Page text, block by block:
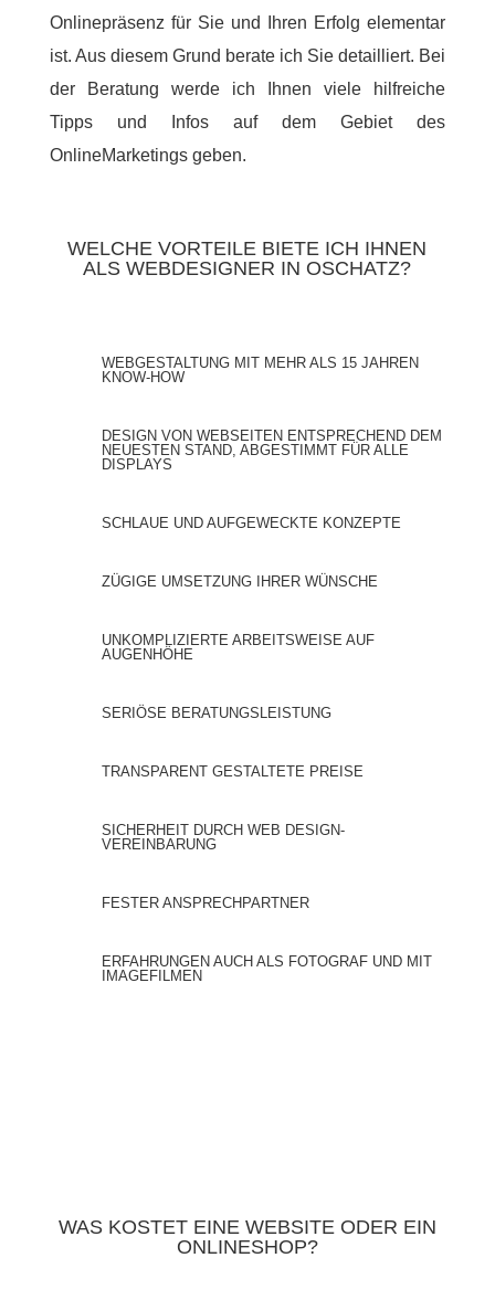
Onlinepräsenz für Sie und Ihren Erfolg elementar
ist. Aus diesem Grund berate ich Sie detailliert. Bei
der Beratung werde ich Ihnen viele hilfreiche
Tipps und Infos auf dem Gebiet des
OnlineMarketings geben.
WELCHE VORTEILE BIETE ICH IHNEN
ALS WEBDESIGNER IN OSCHATZ?
WEBGESTALTUNG MIT MEHR ALS 15 JAHREN
KNOW-HOW
DESIGN VON WEBSEITEN ENTSPRECHEND DEM
NEUESTEN STAND, ABGESTIMMT FÜR ALLE
DISPLAYS
SCHLAUE UND AUFGEWECKTE KONZEPTE
ZÜGIGE UMSETZUNG IHRER WÜNSCHE
UNKOMPLIZIERTE ARBEITSWEISE AUF
AUGENHÖHE
SERIÖSE BERATUNGSLEISTUNG
TRANSPARENT GESTALTETE PREISE
SICHERHEIT DURCH WEB DESIGN-
VEREINBARUNG
FESTER ANSPRECHPARTNER
ERFAHRUNGEN AUCH ALS FOTOGRAF UND MIT
IMAGEFILMEN
WAS KOSTET EINE WEBSITE ODER EIN
ONLINESHOP?